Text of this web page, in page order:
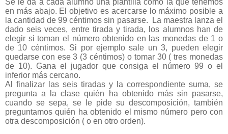
en más abajo. El objetivo es acercarse lo máximo posible a
la cantidad de 99 céntimos sin pasarse. La maestra lanza el
dado seis veces, entre tirada y tirada, los alumnos han de
elegir si toman el número obtenido en las monedas de 1 o
de 10 céntimos. Si por ejemplo sale un 3, pueden elegir
quedarse con ese 3 (3 céntimos) o tomar 30 ( tres monedas
de 10). Gana el jugador que consiga el número 99 o el
inferior más cercano.
Al finalizar las seis tiradas y la correspondiente suma, se
pregunta a la clase quién ha obtenido más sin pasarse,
cuando se sepa, se le pide su descomposición, también
preguntamos quién ha obtenido el mismo número pero con
otra descomposición ( o en otro orden).